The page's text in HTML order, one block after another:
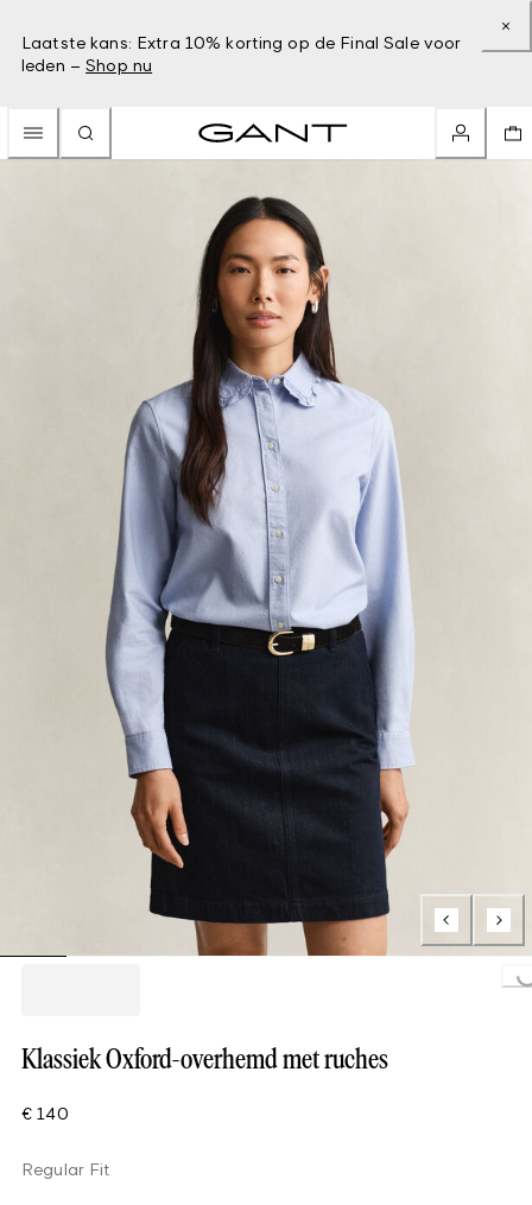
Laatste kans: Extra 10% korting op de Final Sale voor
leden – Shop nu
Loading...
Klassiek Oxford-overhemd met ruches
€ 140
Regular Fit